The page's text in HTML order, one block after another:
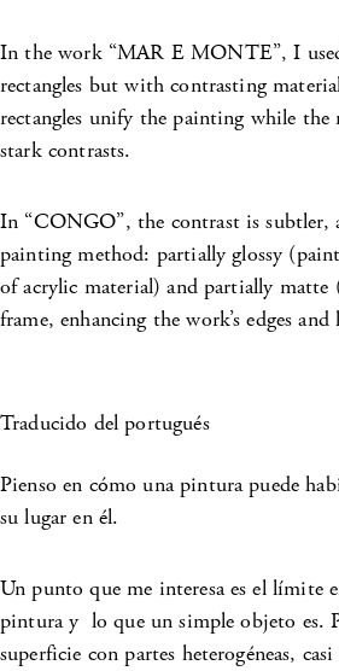
In the work “MAR E MONTE”, I
rectangles but with contrasting
rectangles unify the painting while the
stark contrasts.
In “CONGO”, the contrast is subtler,
painting method: partially glossy
of acrylic material) and partially
frame, enhancing the work’s edges
Traducido del portugués
Pienso en cómo una pintura puede
su lugar en él.
Un punto que me interesa es el límite
pintura y lo que un simple objeto es.
superficie con partes heterogéneas,